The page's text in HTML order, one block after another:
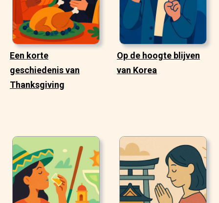
Een korte
geschiedenis van
Thanksgiving
Op de hoogte blijven
van Korea